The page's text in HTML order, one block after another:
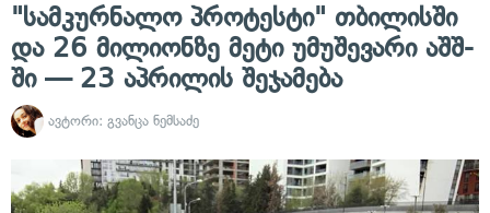
"სამკურნალო პროტესტი" თბილისში
და 26 მილიონზე მეტი უმუშევარი აშშ-
ში — 23 აპრილის შეჯამება
ავტორი: გვანცა ნემსაძე